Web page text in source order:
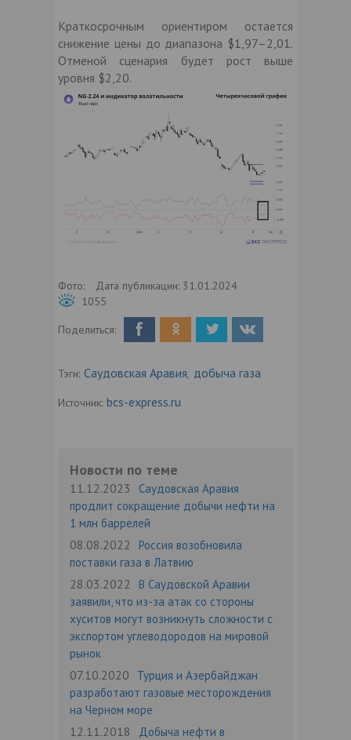
Краткосрочным ориентиром остается
снижение цены до диапазона $1,97–2,01.
Отменой сценария будет рост выше
уровня $2,20.
Фото: Дата публикации: 31.01.2024
1055
Поделиться:
Тэги: Саудовская Аравия, добыча газа
Источник: bcs-express.ru
Новости по теме
11.12.2023
Саудовская Аравия
продлит сокращение добычи нефти на
1 млн баррелей
08.08.2022
Россия возобновила
поставки газа в Латвию
28.03.2022
В Саудовской Аравии
заявили, что из-за атак со стороны
хуситов могут возникнуть сложности с
экспортом углеводородов на мировой
рынок
07.10.2020
Турция и Азербайджан
разработают газовые месторождения
на Черном море
12.11.2018
Добыча нефти в